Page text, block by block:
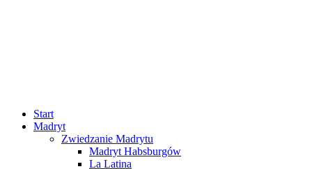
Start
Madryt
Zwiedzanie Madrytu
Madryt Habsburgów
La Latina